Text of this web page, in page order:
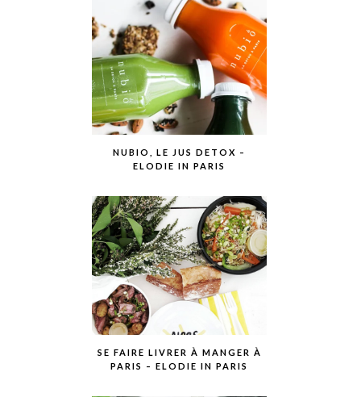
NUBIO, LE JUS DETOX –
ELODIE IN PARIS
SE FAIRE LIVRER À MANGER À
PARIS – ELODIE IN PARIS